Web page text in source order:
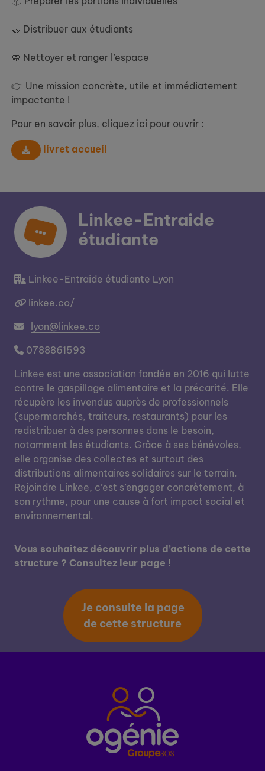
🤝 Distribuer aux étudiants
🧼 Nettoyer et ranger l’espace
👉 Une mission concrète, utile et immédiatement
impactante !
Pour en savoir plus, cliquez ici pour ouvrir :
livret accueil
Linkee-Entraide
étudiante
Linkee-Entraide étudiante Lyon
linkee.co/
lyon@linkee.co
0788861593
Linkee est une association fondée en 2016 qui lutte
contre le gaspillage alimentaire et la précarité. Elle
récupère les invendus auprès de professionnels
(supermarchés, traiteurs, restaurants) pour les
redistribuer à des personnes dans le besoin,
notamment les étudiants. Grâce à ses bénévoles,
elle organise des collectes et surtout des
distributions alimentaires solidaires sur le terrain.
Rejoindre Linkee, c’est s’engager concrètement, à
son rythme, pour une cause à fort impact social et
environnemental.
Vous souhaitez découvrir plus d’actions de cette
structure ? Consultez leur page !
Je consulte la page
de cette structure